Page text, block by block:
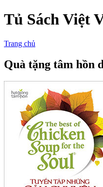
Tủ Sách Việt
Trang chủ
Quà tặng tâm hồn